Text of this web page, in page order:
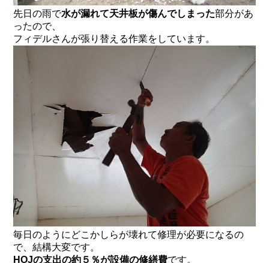
先日の雨で水が漏れて天井板が傷んでしまった部分があ
ったので、
フィデルさんが張り替える作業をしています。
毎日のようにどこかしらが壊れて修理が必要になるの
で、結構大変です。
HOJの支出の約５％が設備の修繕費です。